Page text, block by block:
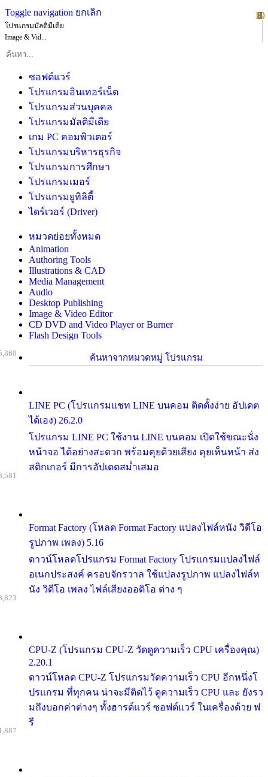
Toggle navigation ยกเลิก
โปรแกรมมัลติมีเดีย
Image & Vid...
ซอฟต์แวร์
โปรแกรมอินเทอร์เน็ต
โปรแกรมส่วนบุคคล
โปรแกรมมัลติมีเดีย
เกม PC คอมพิวเตอร์
โปรแกรมบริหารธุรกิจ
โปรแกรมการศึกษา
โปรแกรมเมอร์
โปรแกรมยูทิลิตี้
ไดร์เวอร์ (Driver)
หมวดย่อยทั้งหมด
Animation
Authoring Tools
Illustrations & CAD
Media Management
Audio
Desktop Publishing
Image & Video Editor
CD DVD and Video Player or Burner
Flash Design Tools
ค้นหาจากหมวดหมู่ โปรแกรม
LINE PC (โปรแกรมแชท LINE บนคอม ติดตั้งง่าย อัปเดต
ได้เอง) 26.2.0
โปรแกรม LINE PC ใช้งาน LINE บนคอม เปิดใช้ขณะนั่ง
หน้าจอ ได้อย่างสะดวก พร้อมคุยด้วยเสียง คุยเห็นหน้า ส่ง
สติกเกอร์ มีการอัปเดตสม่ำเสมอ
Format Factory (โหลด Format Factory แปลงไฟล์หนัง วิดีโอ
รูปภาพ เพลง) 5.16
ดาวน์โหลดโปรแกรม Format Factory โปรแกรมแปลงไฟล์
อเนกประสงค์ ครอบจักรวาล ใช้แปลงรูปภาพ แปลงไฟล์ห
นัง วิดีโอ เพลง ไฟล์เสียงออดิโอ ต่าง ๆ
CPU-Z (โปรแกรม CPU-Z วัดดูความเร็ว CPU เครื่องคุณ)
2.20.1
ดาวน์โหลด CPU-Z โปรแกรมวัดความเร็ว CPU อีกหนึ่งโ
ปรแกรม ที่ทุกคน น่าจะมีติดไว้ ดูความเร็ว CPU และ ยังรว
มถึงบอกค่าต่างๆ ทั้งฮารด์แวร์ ซอฟต์แวร์ ในเครื่องด้วย ฟ
รี
1
2
3
4
5
6
7
8
9
10